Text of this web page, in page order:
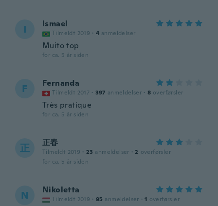
I Ismael
Tilmeldt 2019 · 4 anmeldelser
Muito top
for ca. 5 år siden
F Fernanda
Tilmeldt 2017 · 397 anmeldelser · 8 overførsler
Très pratique
for ca. 5 år siden
正 正春
Tilmeldt 2019 · 23 anmeldelser · 2 overførsler
for ca. 5 år siden
N Nikoletta
Tilmeldt 2019 · 95 anmeldelser · 1 overførsler